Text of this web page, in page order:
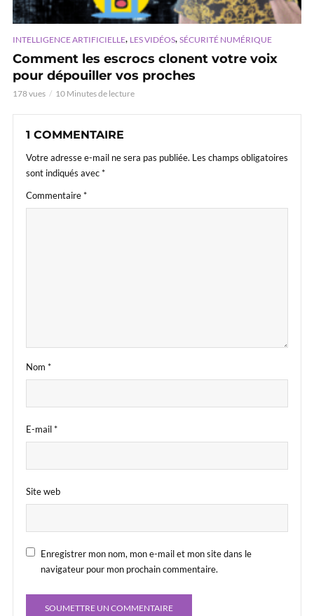
INTELLIGENCE ARTIFICIELLE, LES VIDÉOS, SÉCURITÉ NUMÉRIQUE
Comment les escrocs clonent votre voix
pour dépouiller vos proches
178 vues 10 Minutes de lecture
1 COMMENTAIRE
Votre adresse e-mail ne sera pas publiée. Les champs obligatoires
sont indiqués avec*
Commentaire*
Nom *
E-mail*
Site web
Enregistrer mon nom, mon e-mail et mon site dans le
navigateur pour mon prochain commentaire.